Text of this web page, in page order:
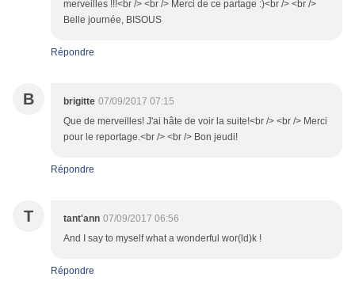
merveilles !!!<br /> <br /> Merci de ce partage :)<br /> <br />
Belle journée, BISOUS
Répondre
B brigitte 07/09/2017 07:15
Que de merveilles! J'ai hâte de voir la suite!<br /> <br /> Merci
pour le reportage.<br /> <br /> Bon jeudi!
Répondre
T tant'ann 07/09/2017 06:56
And I say to myself what a wonderful wor(ld)k !
Répondre